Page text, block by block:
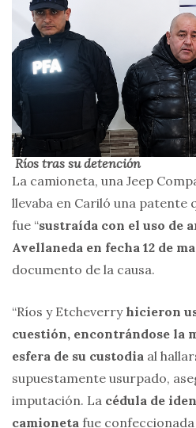
Ríos tras su detención
La camioneta, una Jeep
llevaba en Cariló una patente
fue “sustraída con el uso de
Avellaneda en fecha 12 de
documento de la causa.
“Ríos y Etcheverryhicieron
cuestión, encontrándose la
esfera de su custodia al
supuestamente usurpado,
imputación. La cédula de
camioneta fue